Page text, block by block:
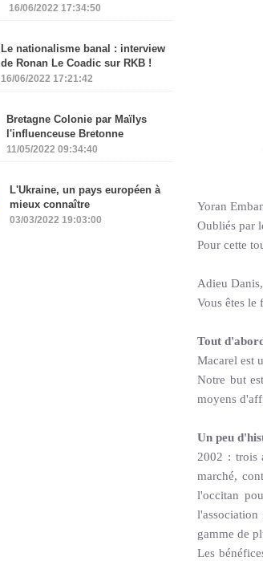
16/06/2022 17:34:50
Le nationalisme banal : interview
de Ronan Le Coadic sur RKB !
16/06/2022 17:21:42
Bretagne Colonie par Maïlys
l'influenceuse Bretonne
11/05/2022 09:34:40
L'Ukraine, un pays européen à
mieux connaître
03/03/2022 19:03:00
Yoran
Oubliés par
Pour cette
Adieu Danis,
Vous êtes le
Tout
Macarel est
Notre but
moyens
Un peu
2002 : trois
marché,
l'occitan
gamme de
Les